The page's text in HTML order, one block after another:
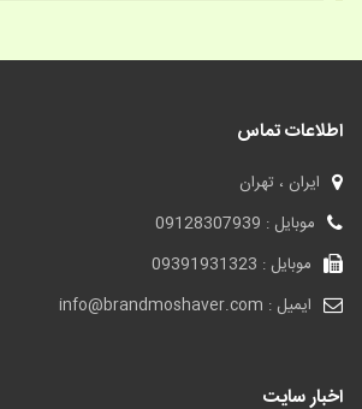
اطلاعات تماس
ایران ، تهران
موبایل : 09128307939
موبایل : 09391931323
ایمیل : info@brandmoshaver.com
اخبار سایت